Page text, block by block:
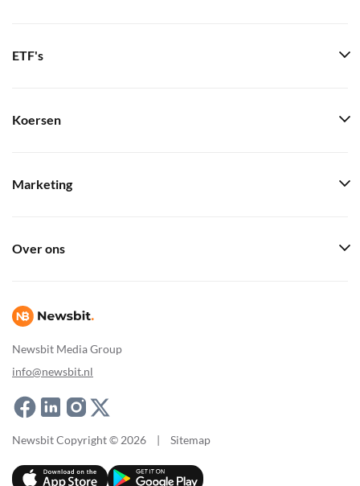
Newsbit Media Group
info@newsbit.nl
ETF's
Koersen
Marketing
Over ons
Newsbit Copyright © 2026 | Sitemap